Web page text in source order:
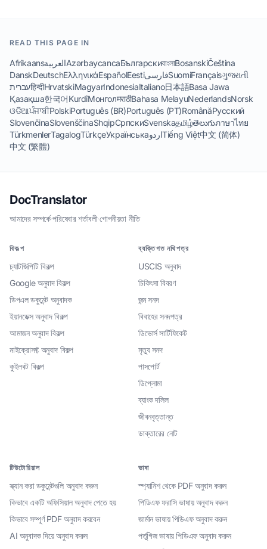
READ THIS PAGE IN
AfrikaansالعربيةAzərbaycancaБългарскиবাংলাBosanskiČeština
DanskDeutschΕλληνικάEspañolEestiفارسیSuomiFrançaisગુજરાતી
עבריתहिन्दीHrvatskiMagyarIndonesiaItaliano日本語Basa Jawa
Қазақша한국어KurdîМонголमराठीBahasa MelayuNederlandsNorsk
ଓଡିଆਪੰਜਾਬੀPolskiPortuguês (BR)Português (PT)RomânăРусский
SlovenčinaSlovenščinaShqipСрпскиSvenskaதமிழ்తెలుగుภาษาไทย
TürkmenlerTagalogTürkçeУкраїнськаاردوTiếng Việt中文 (简体)
中文 (繁體)
DocTranslator
আমাদের সম্পর্কে·পরিষেবার শর্তাবলী·গোপনীয়তা নীতি
বিকল্প
চ্যাটজিপিটি বিকল্প
Google অনুবাদ বিকল্প
ডিপএল ডকুমেন্ট অনুবাদক
ইয়ানডেক্স অনুবাদ বিকল্প
আমাজন অনুবাদ বিকল্প
মাইক্রোসফ্ট অনুবাদ বিকল্প
কুইলবট বিকল্প
ব্যক্তিগত নথিপত্র
USCIS অনুবাদ
চিকিৎসা বিবরণ
জন্ম সনদ
বিবাহের সনদপত্র
ডিভোর্স সার্টিফিকেট
মৃত্যু সনদ
পাসপোর্ট
ডিপ্লোমা
ব্যাংক দলিল
জীবনবৃত্তান্ত
ডাক্তারের নোট
টিউটোরিয়াল
স্ক্যান করা ডকুমেন্টগুলি অনুবাদ করুন
কিভাবে একটি অফিসিয়াল অনুবাদ পেতে হয়
কিভাবে সম্পূর্ণ PDF অনুবাদ করবেন
AI অনুবাদক দিয়ে অনুবাদ করুন
ভাষা
স্প্যানিশ থেকে PDF অনুবাদ করুন
পিডিএফ ফরাসি ভাষায় অনুবাদ করুন
জার্মান ভাষায় পিডিএফ অনুবাদ করুন
পর্তুগিজ ভাষায় পিডিএফ অনুবাদ করুন